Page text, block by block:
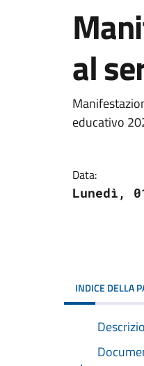
al
educativo
Data:
Lunedì,
INDICE DELLA